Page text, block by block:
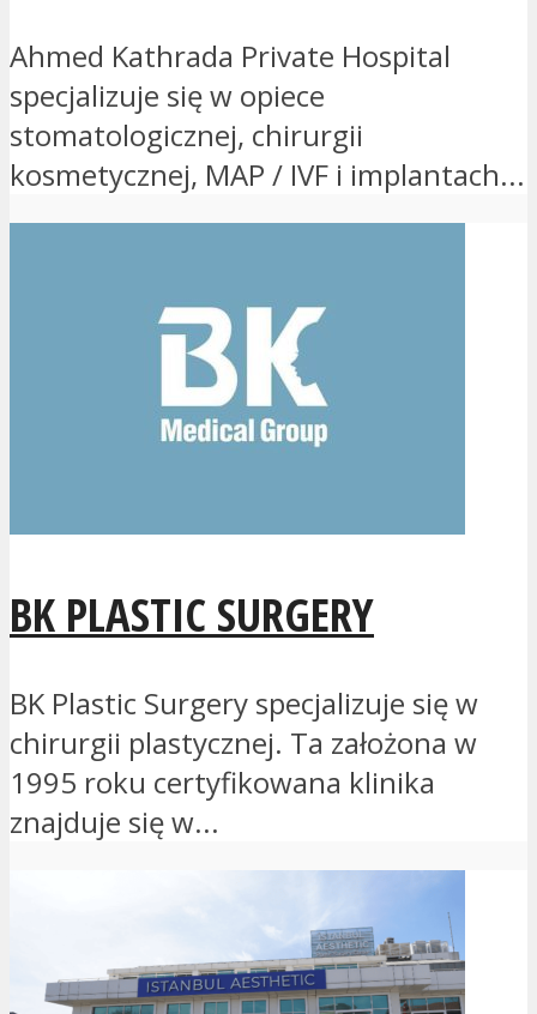
Ahmed Kathrada Private Hospital
specjalizuje się w opiece
stomatologicznej, chirurgii
kosmetycznej, MAP / IVF i implantach...
BK PLASTIC SURGERY
BK Plastic Surgery specjalizuje się w
chirurgii plastycznej. Ta założona w
1995 roku certyfikowana klinika
znajduje się w...